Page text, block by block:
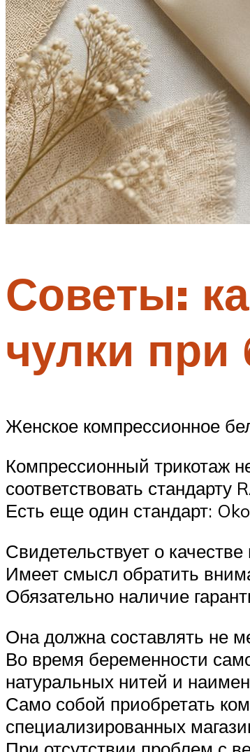
Советы:
чулки при
Женское компрессионное
Компрессионный трикотаж
соответствовать
Есть еще один стандарт:
Свидетельствует о
Имеет смысл обратить
Обязательно наличие
Она должна составлять не
Во время беременности
натуральных нитей и
Само собой приобретать
специализированных